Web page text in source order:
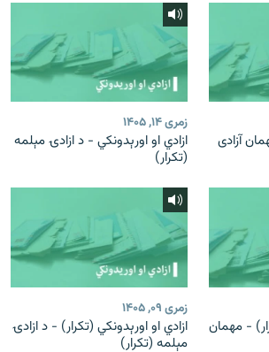
آزادی
زمری ۱۴, ۱۴۰۵
ازادي او اورېدونکي - د ازادۍ مېلمه
(تکرار)
- مهمان
زمری ۰۹, ۱۴۰۵
ازادي او اورېدونکي (تکرار) - د ازادۍ
مېلمه (تکرار)